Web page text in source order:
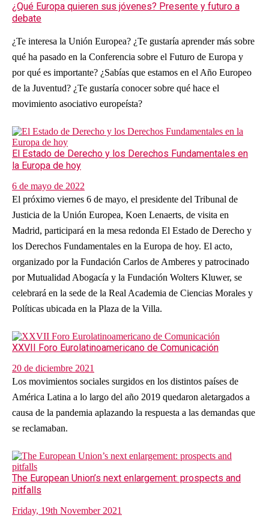
¿Qué Europa quieren sus jóvenes? Presente y futuro a
debate
¿Te interesa la Unión Europea? ¿Te gustaría aprender más sobre
qué ha pasado en la Conferencia sobre el Futuro de Europa y
por qué es importante? ¿Sabías que estamos en el Año Europeo
de la Juventud? ¿Te gustaría conocer sobre qué hace el
movimiento asociativo europeísta?
El Estado de Derecho y los Derechos Fundamentales en
la Europa de hoy
6 de mayo de 2022
El próximo viernes 6 de mayo, el presidente del Tribunal de
Justicia de la Unión Europea, Koen Lenaerts, de visita en
Madrid, participará en la mesa redonda El Estado de Derecho y
los Derechos Fundamentales en la Europa de hoy. El acto,
organizado por la Fundación Carlos de Amberes y patrocinado
por Mutualidad Abogacía y la Fundación Wolters Kluwer, se
celebrará en la sede de la Real Academia de Ciencias Morales y
Políticas ubicada en la Plaza de la Villa.
XXVII Foro Eurolatinoamericano de Comunicación
20 de diciembre 2021
Los movimientos sociales surgidos en los distintos países de
América Latina a lo largo del año 2019 quedaron aletargados a
causa de la pandemia aplazando la respuesta a las demandas que
se reclamaban.
The European Union’s next enlargement: prospects and
pitfalls
Friday, 19th November 2021